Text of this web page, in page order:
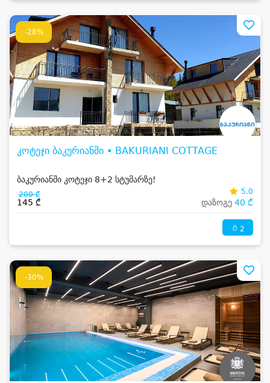
-28%
კოტეჯი ბაკურიანში • BAKURIANI COTTAGE
ბაკურიანში კოტეჯი 8+2 სტუმარზე!
200 ₾
145 ₾
5.0
დაზოგე 40 ₾
2
-30%